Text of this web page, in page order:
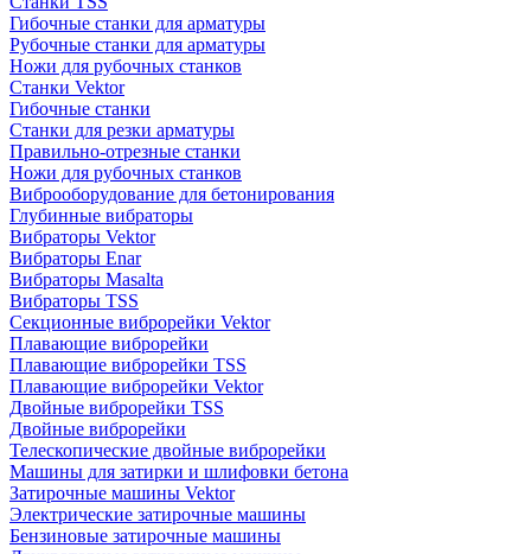
Гибочные станки для арматуры
Рубочные станки для арматуры
Ножи для рубочных станков
Станки Vektor
Гибочные станки
Станки для резки арматуры
Правильно-отрезные станки
Ножи для рубочных станков
Виброоборудование для бетонирования
Глубинные вибраторы
Вибраторы Vektor
Вибраторы Enar
Вибраторы Masalta
Вибраторы TSS
Секционные виброрейки Vektor
Плавающие виброрейки
Плавающие виброрейки TSS
Плавающие виброрейки Vektor
Двойные виброрейки TSS
Двойные виброрейки
Телескопические двойные виброрейки
Машины для затирки и шлифовки бетона
Затирочные машины Vektor
Электрические затирочные машины
Бензиновые затирочные машины